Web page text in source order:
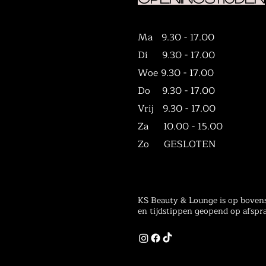
Ma 9.30 - 17.00
Di 9.30 - 17.00
Woe 9.30 - 17.00
Do 9.30 - 17.00
Vrij 9.30 - 17.00
Za 10.00 - 15.00
Zo GESLOTEN
KS Beauty & Lounge is op
en tijdstippen geopend op